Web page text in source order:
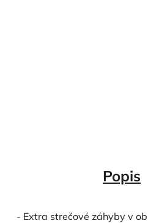
Popis
- Extra strečové záhyby v